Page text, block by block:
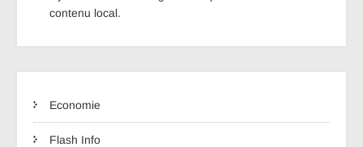
contenu local.
Economie
Flash Info